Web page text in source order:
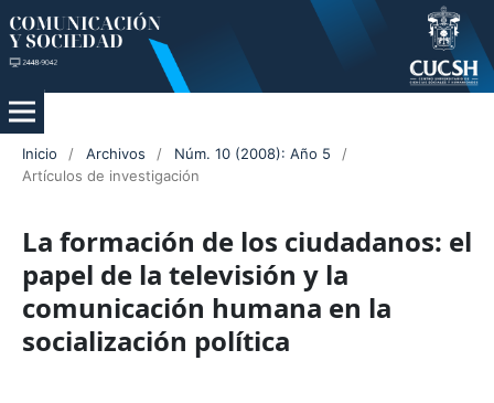
Inicio / Archivos / Núm. 10 (2008): Año 5
/
Artículos de investigación
La formación de los ciudadanos: el
papel de la televisión y la
comunicación humana en la
socialización política